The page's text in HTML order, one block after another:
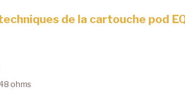
de la cartouche pod
ohms